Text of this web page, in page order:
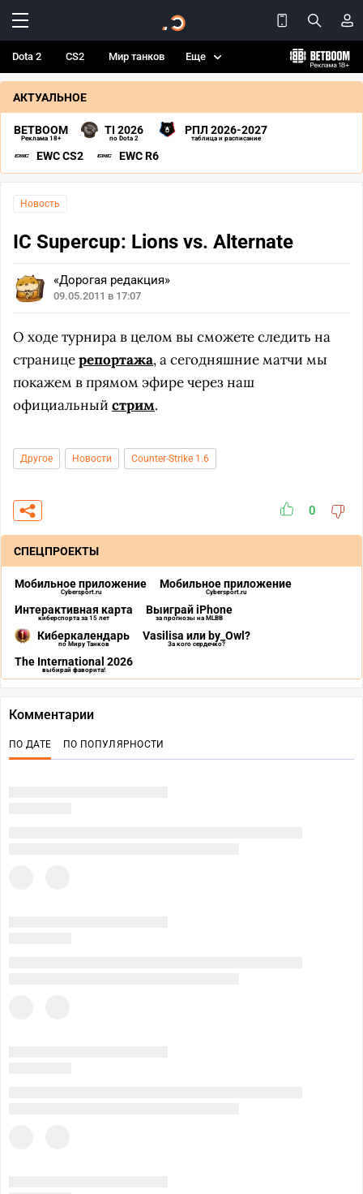
Dota 2 CS2 Мир танков Еще
АКТУАЛЬНОЕ
BETBOOM
Реклама 18+
TI 2026
по Dota 2
РПЛ 2026-2027
таблица и расписание
EWC CS2 EWC R6
Новость
IC Supercup: Lions vs. Alternate
«Дорогая редакция»
09.05.2011 в 17:07
О ходе турнира в целом вы сможете следить на
страницерепортажа, а сегодняшние матчи мы
покажем в прямом эфире через наш
официальный стрим.
Другое Новости Counter-Strike 1.6
0
СПЕЦПРОЕКТЫ
Мобильное приложение
Cybersport.ru
Мобильное приложение
Cybersport.ru
Интерактивная карта
киберспорта за 15 лет
Выиграй iPhone
за прогнозы на MLBB
Киберкалендарь
по Миру Танков
Vasilisa или by_Owl?
За кого сердечко?
The International 2026
выбирай фаворита!
Комментарии
ПО ДАТЕ ПО ПОПУЛЯРНОСТИ